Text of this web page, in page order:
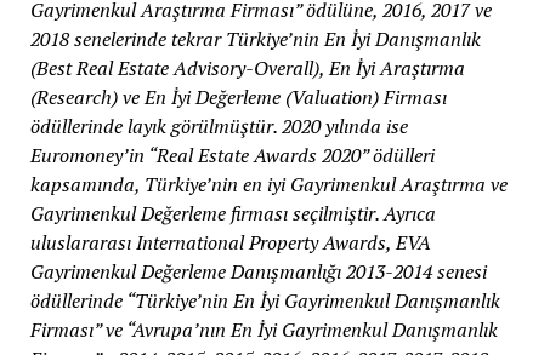
Gayrimenkul Araştırma Firması” ödülüne, 2016, 2017 ve
2018 senelerinde tekrar Türkiye’nin En İyi Danışmanlık
(Best Real Estate Advisory-Overall), En İyi Araştırma
(Research) ve En İyi Değerleme (Valuation) Firması
ödüllerinde layık görülmüştür. 2020 yılında ise
Euromoney’in “Real Estate Awards 2020” ödülleri
kapsamında, Türkiye’nin en iyi Gayrimenkul Araştırma ve
Gayrimenkul Değerleme firması seçilmiştir. Ayrıca
uluslararası International Property Awards, EVA
Gayrimenkul Değerleme Danışmanlığı 2013-2014 senesi
ödüllerinde “Türkiye’nin En İyi Gayrimenkul Danışmanlık
Firması” ve “Avrupa’nın En İyi Gayrimenkul Danışmanlık